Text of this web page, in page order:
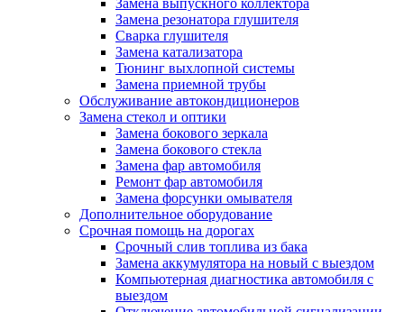
Замена выпускного коллектора
Замена резонатора глушителя
Сварка глушителя
Замена катализатора
Тюнинг выхлопной системы
Замена приемной трубы
Обслуживание автокондиционеров
Замена стекол и оптики
Замена бокового зеркала
Замена бокового стекла
Замена фар автомобиля
Ремонт фар автомобиля
Замена форсунки омывателя
Дополнительное оборудование
Срочная помощь на дорогах
Срочный слив топлива из бака
Замена аккумулятора на новый с выездом
Компьютерная диагностика автомобиля с
выездом